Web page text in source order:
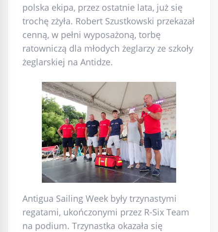
polska ekipa, przez ostatnie lata, już się
trochę zżyła. Robert Szustkowski przekazał
cenną, w pełni wyposażoną, torbę
ratowniczą dla młodych żeglarzy ze szkoły
żeglarskiej na Antidze.
Antigua Sailing Week były trzynastymi
regatami, ukończonymi przez R-Six Team
na podium. Trzynastka okazała się